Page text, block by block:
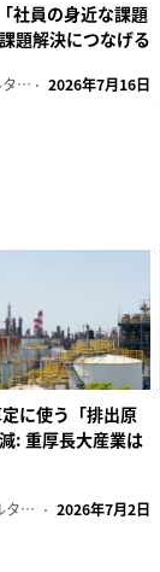
社員の身近な課題
題解決につなげる
京正裕之 （オルタナ副編集長） 2026年7月16日
に使う「排出原
: 重厚長大産業は
池田 真隆 （オルタナ輪番編集長） 2026年7月2日